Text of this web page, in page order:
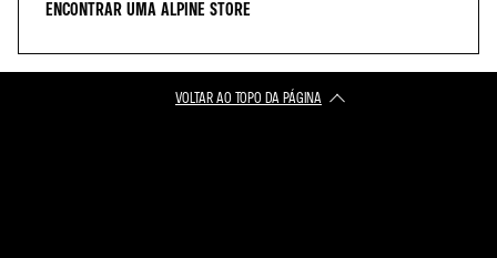
ENCONTRAR UMA ALPINE STORE
VOLTAR AO TOPO DA PÁGINA